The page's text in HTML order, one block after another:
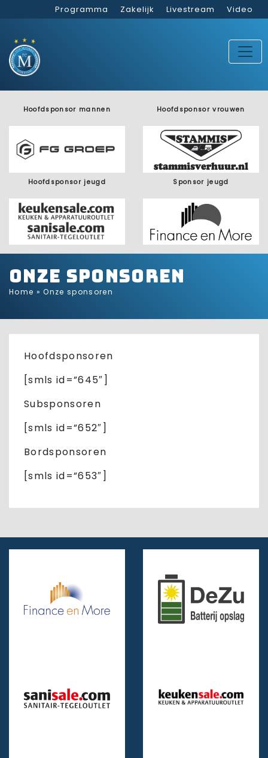
Programma Zakelijk Livestream Video
Hoofdsponsor mannen Hoofdsponsor vrouwen
Hoofdsponsor jeugd Sponsor jeugd
Onze sponsoren
Home »Onze sponsoren
Hoofdsponsoren
[smls id=”645″]
Subsponsoren
[smls id=”652″]
Bordsponsoren
[smls id=”653″]